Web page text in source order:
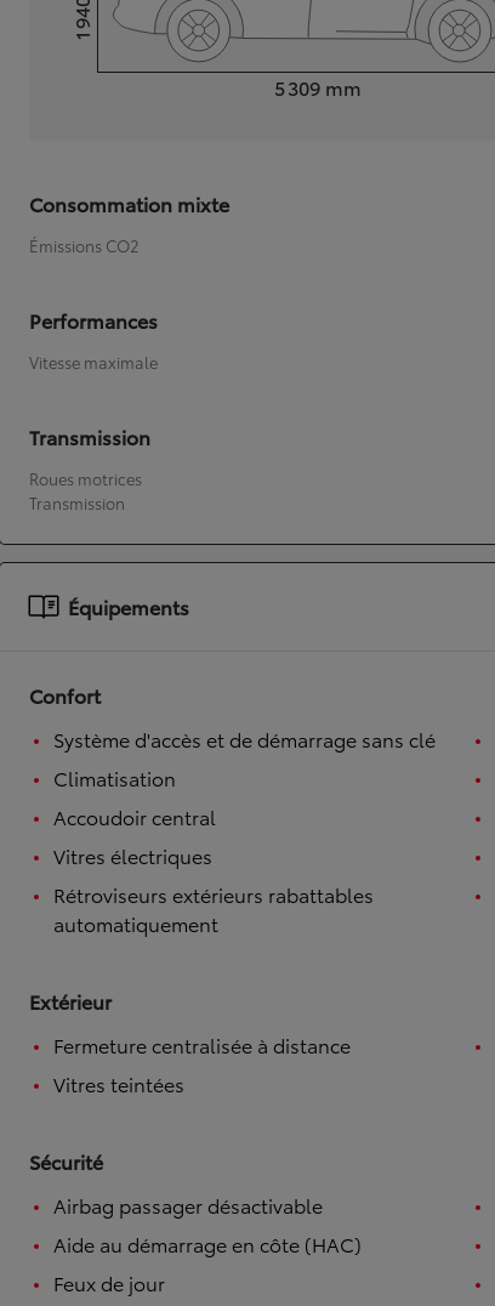
Nouvelle Yaris Cross
5 309 mm
Hauteur1 940
Consommation mixte
Émissions CO2
Performances
Vitesse maximale
Transmission
Roues motrices
Transmission
Équipements
Confort
Système d'accès et de démarrage sans clé
Climatisation
Accoudoir central
Vitres électriques
Rétroviseurs extérieurs rabattables
automatiquement
Extérieur
Fermeture centralisée à distance
Vitres teintées
Sécurité
Airbag passager désactivable
Aide au démarrage en côte (HAC)
Feux de jour